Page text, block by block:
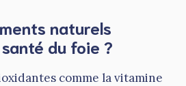
naturels
du foie ?
comme la vitamine